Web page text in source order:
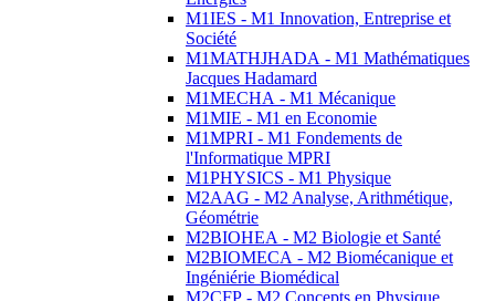
M1IES - M1 Innovation, Entreprise et
Société
M1MATHJHADA - M1 Mathématiques
Jacques Hadamard
M1MECHA - M1 Mécanique
M1MIE - M1 en Economie
M1MPRI - M1 Fondements de
l'Informatique MPRI
M1PHYSICS - M1 Physique
M2AAG - M2 Analyse, Arithmétique,
Géométrie
M2BIOHEA - M2 Biologie et Santé
M2BIOMECA - M2 Biomécanique et
Ingéniérie Biomédical
M2CFP - M2 Concepts en Physique